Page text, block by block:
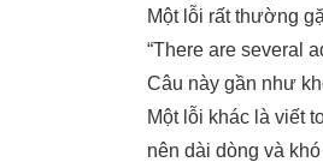
Một lỗi rất thường
“There are several
Câu này gần như
Một lỗi khác là viết
nên dài dòng và